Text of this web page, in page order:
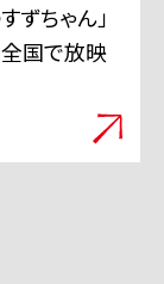
ずちゃん」
国で放映